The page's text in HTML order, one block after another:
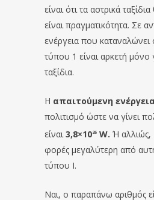
είναι ότι τα αστρικά
είναι πραγματικότητα. Σε
ενέργεια που καταναλώνει
τύπου 1 είναι αρκετή μόνο
ταξίδια.
Η απαιτούμενη ενέργεια
πολιτισμό ώστε να γίνει
είναι 3,8×1026 W. Ή αλλιώς,
φορές μεγαλύτερη από
τύπου I.
Ναι, ο παραπάνω αριθμός